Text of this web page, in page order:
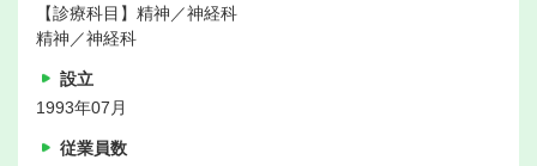
【診療科目】精神／神経科
精神／神経科
設立
1993年07月
従業員数